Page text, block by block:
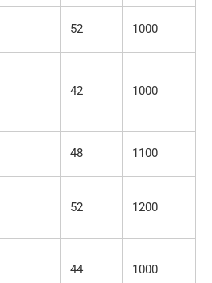
52 1000
42 1000
48 1100
52 1200
44 1000